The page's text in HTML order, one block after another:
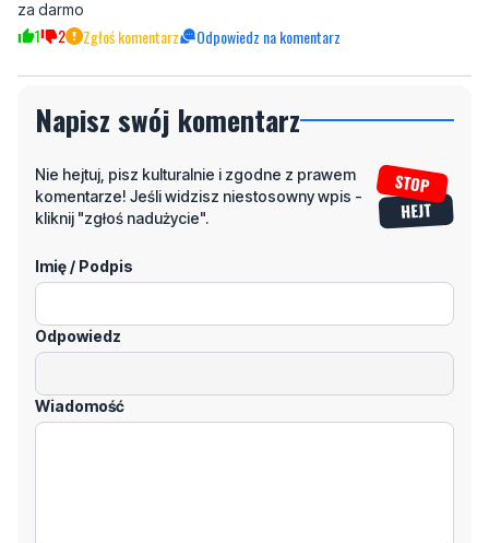
za darmo
1 2 Zgłoś komentarz Odpowiedz na komentarz
Napisz swój komentarz
Nie hejtuj, pisz kulturalnie i zgodne z prawem
komentarze! Jeśli widzisz niestosowny wpis -
kliknij "zgłoś nadużycie".
Imię / Podpis
Odpowiedz
Wiadomość